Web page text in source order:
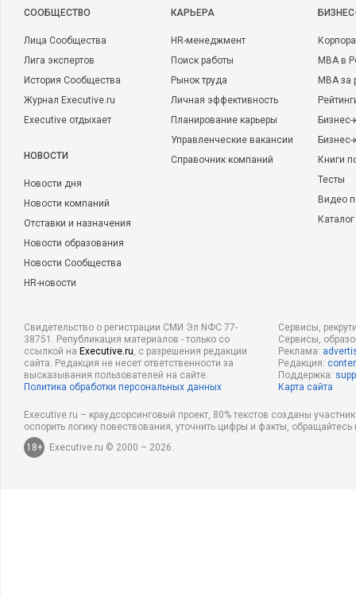
CООБЩЕСТВО
Лица Сообщества
Лига экспертов
История Сообщества
Журнал Executive.ru
Executive отдыхает
НОВОСТИ
Новости дня
Новости компаний
Отставки и назначения
Новости образования
Новости Сообщества
HR-новости
КАРЬЕРА
HR-менеджмент
Поиск работы
Рынок труда
Личная эффективность
Планирование карьеры
Управленческие вакансии
Справочник компаний
MBA в
MBA
Бизнес-
Книги
Тесты
Видео
Свидетельство о регистрации СМИ Эл NФС 77-
38751. Републикация материалов - только со
ссылкой на Executive.ru, с разрешения редакции
сайта. Редакция не несет ответственности за
высказывания пользователей на сайте.
Политика обработки персональных данных
Сервисы,
Сервисы,
Реклама:
Редакция:
Поддержка:
Карта сайта
Executive.ru – краудсорсинговый проект, 80% текстов созданы
оспорить логику повествования, уточнить цифры и факты,
18+
Executive.ru © 2000 – 2026.